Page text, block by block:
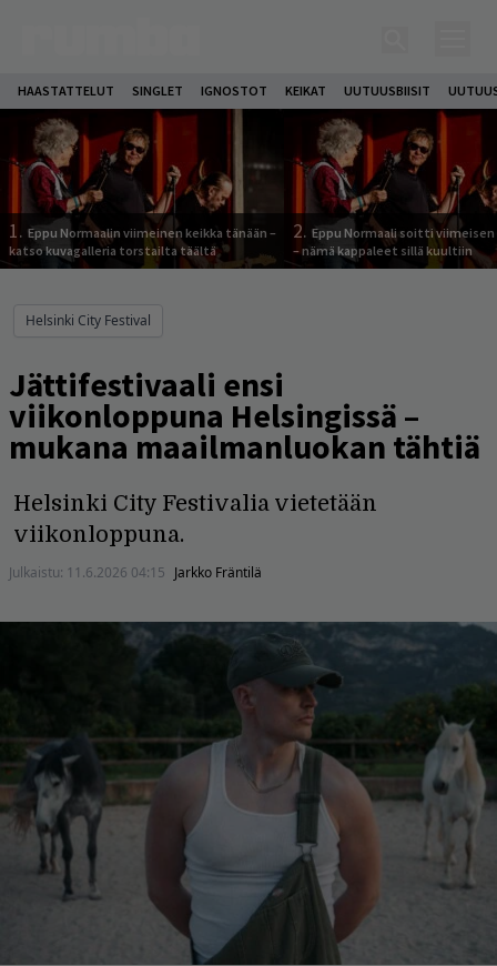
HAASTATTELUT SINGLET IGNOSTOT KEIKAT UUTUUSBIISIT
1. Eppu Normaalin viimeinen keikka tänään –
katso kuvagalleria torstailta täältä
2. Eppu Normaali soitti viimeisen
– nämä kappaleet sillä kuultiin
Helsinki City Festival
Jättifestivaali ensi
viikonloppuna Helsingissä –
mukana maailmanluokan tähtiä
Helsinki City Festivalia vietetään
viikonloppuna.
Julkaistu: 11.6.2026 04:15 Jarkko Fräntilä